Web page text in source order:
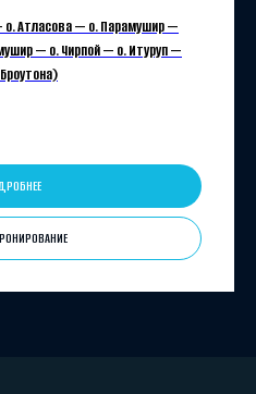
Атласова — о. Парамушир —
— о. Чирпой — о. Итуруп —